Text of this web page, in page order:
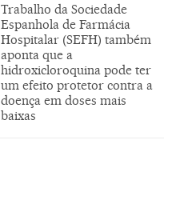
Trabalho da Sociedade
Espanhola de Farmácia
Hospitalar (SEFH) também
aponta que a
hidroxicloroquina pode ter
um efeito protetor contra a
doença em doses mais
baixas